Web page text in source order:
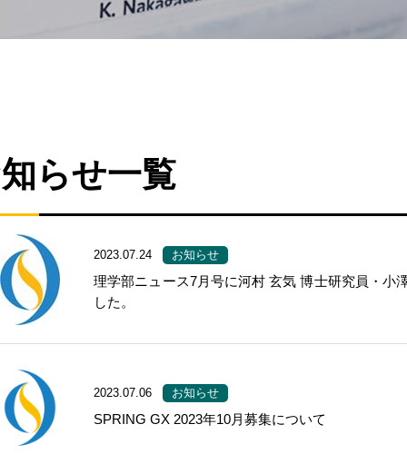
らせ一覧
2023.07.24 お知らせ
理学部ニュース7月号に河村 玄気 博士研究員・小
した。
2023.07.06 お知らせ
SPRING GX 2023年10月募集について